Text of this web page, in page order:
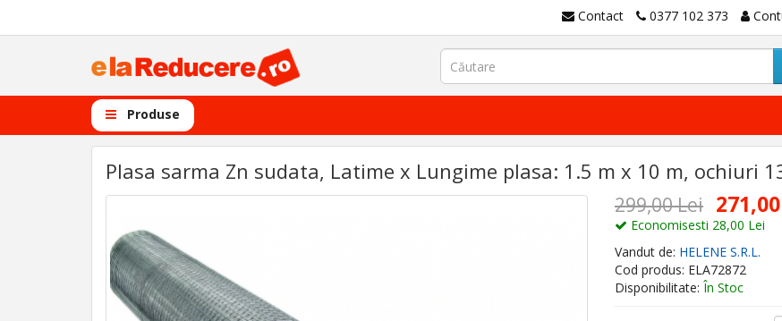
Contact 0377 102 373
Produse
Plasa sarma Zn sudata, Latime x Lungime plasa: 1.5 m x 10 m, ochiuri
299,00 Lei
Economisesti 28,00 Lei
Vandut de: HELENE S.R.L.
Cod produs: ELA72872
Disponibilitate: În Stoc